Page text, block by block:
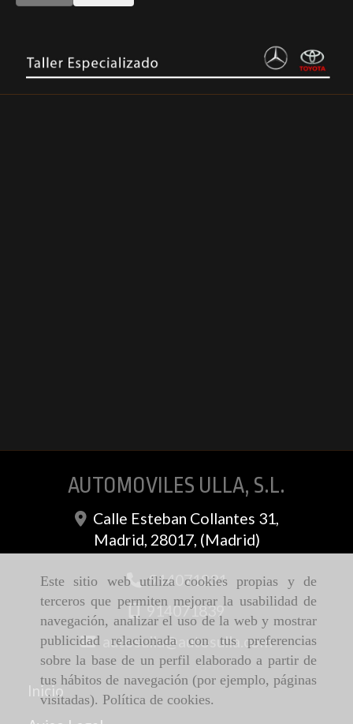
Este sitio web utiliza cookies propias y de
terceros que permiten mejorar la usabilidad de
navegación, analizar el uso de la web y mostrar
publicidad relacionada con tus preferencias
sobre la base de un perfil elaborado a partir de
tus hábitos de navegación (por ejemplo, páginas
visitadas). Política de cookies.
AUTOMOVILES ULLA, S.L.
Calle Esteban Collantes 31,
Madrid, 28017, (Madrid)
914071831
914071839
autosulla
autosulla.com
Inicio